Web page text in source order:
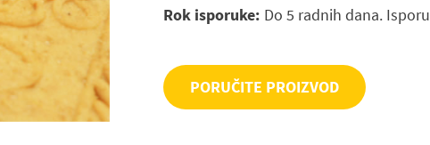
Rok isporuke: Do 5 radnih dana.
PORUČITE PROIZVOD